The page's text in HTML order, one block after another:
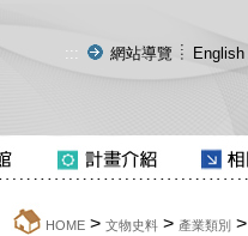
::: 網站導覽 English
HOME> 文物史料> 產業類別 >